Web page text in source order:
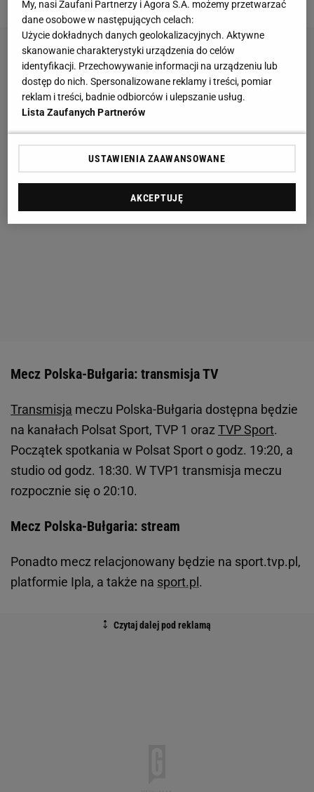
Mecz Polska-Bułgaria: transmisja TV
Transmisja meczu Polska-Bułgaria dostępna będzie
na kanałach Polsat Sport, TVP 1 oraz TVP Sport.
Początek spotkania w Polsat Sport o godz. 19:20, a
studio od godz. 18:30. W TVP1 transmisja meczu
rozpocznie się o 20:10.
Mecz Polska-Bułgaria: stream
Ponadto mecz relacjonowany będzie na sport.tvp.pl,
platformie Ipla, a także na sport.pl.
My, nasi Zaufani Partnerzy i Agora S.A. możemy przetwarzać
dane osobowe w następujących celach:
Użycie dokładnych danych geolokalizacyjnych. Aktywne
skanowanie charakterystyki urządzenia do celów
identyfikacji. Przechowywanie informacji na urządzeniu lub
dostęp do nich. Spersonalizowane reklamy i treści, pomiar
reklam i treści, badnie odbiorców i ulepszanie usług.
Lista Zaufanych Partnerów
USTAWIENIA ZAAWANSOWANE
AKCEPTUJĘ